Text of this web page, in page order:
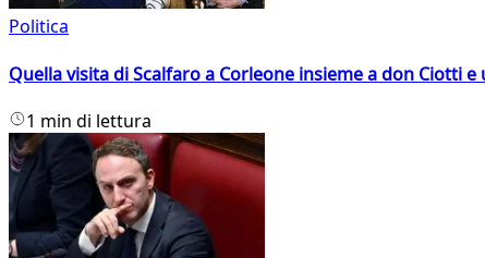
Politica
Quella visita di Scalfaro a Corleone insieme a don Ciotti
1 min di lettura